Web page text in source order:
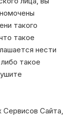
такого
такое
нести
такое
Сервисов Сайта,